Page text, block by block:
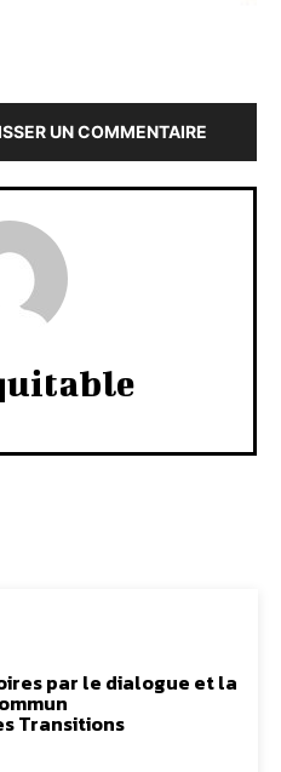
UN COMMENTAIRE
par le dialogue et la
Transitions